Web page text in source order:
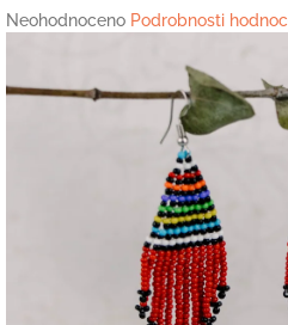
Průměrné
je
Neohodnoceno Podrobnosti